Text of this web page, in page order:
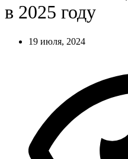
в 2025 году
19 июля, 2024